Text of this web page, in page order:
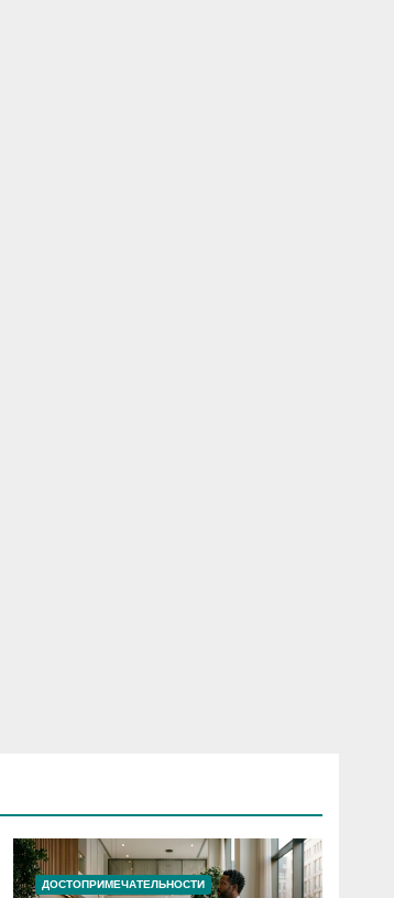
ДОСТОПРИМЕЧАТЕЛЬНОСТИ